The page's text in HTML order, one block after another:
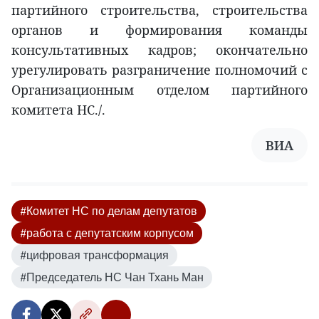
партийного строительства, строительства
органов и формирования команды
консультативных кадров; окончательно
урегулировать разграничение полномочий с
Организационным отделом партийного
комитета НС./.
ВИА
#Комитет НС по делам депутатов
#работа с депутатским корпусом
#цифровая трансформация
#Председатель НС Чан Тхань Ман